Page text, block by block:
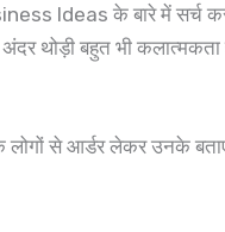
Ideas के बारे में सर्च
थोड़ी बहुत भी
से आर्डर लेकर उनके